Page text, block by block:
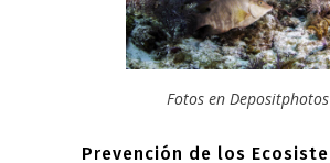
Fotos en Depositphotos
Prevención de los